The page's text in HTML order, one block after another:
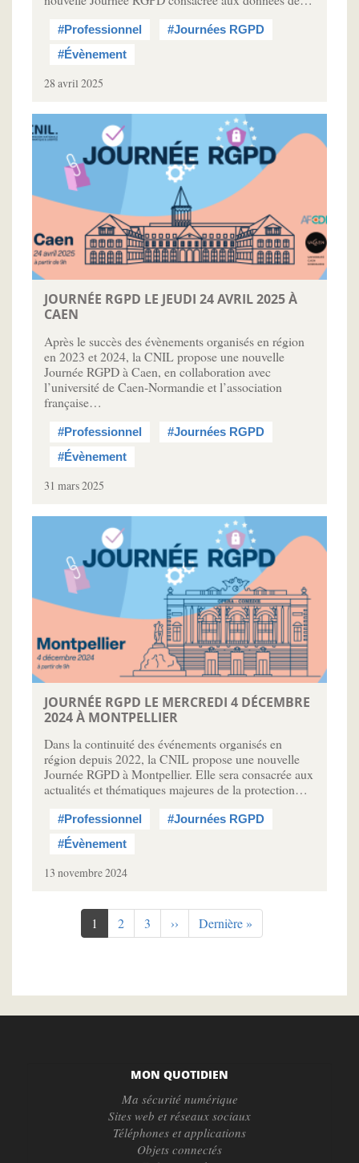
#Professionnel
#Journées RGPD
#Évènement
28 avril 2025
JOURNÉE RGPD LE JEUDI 24 AVRIL 2025 À
CAEN
Après le succès des évènements organisés en région
en 2023 et 2024, la CNIL propose une nouvelle
Journée RGPD à Caen, en collaboration avec
l’université de Caen-Normandie et l’association
française…
#Professionnel
#Journées RGPD
#Évènement
31 mars 2025
JOURNÉE RGPD LE MERCREDI 4 DÉCEMBRE
2024 À MONTPELLIER
Dans la continuité des événements organisés en
région depuis 2022, la CNIL propose une nouvelle
Journée RGPD à Montpellier. Elle sera consacrée aux
actualités et thématiques majeures de la protection…
#Professionnel
#Journées RGPD
#Évènement
13 novembre 2024
Pagination
Page
courante
1 Page
2 Page
3
Page
suivante
››
Dernière
page
Dernière »
MON QUOTIDIEN
Ma sécurité numérique
Sites web et réseaux sociaux
Téléphones et applications
Objets connectés